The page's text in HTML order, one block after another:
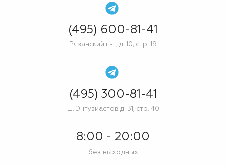
(495) 600-81-41
Рязанский п-т, д. 10, стр. 19
(495) 300-81-41
ш. Энтузиастов д. 31, стр. 40
8:00 - 20:00
без выходных